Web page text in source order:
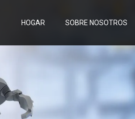
HOGAR SOBRE NOSOTROS